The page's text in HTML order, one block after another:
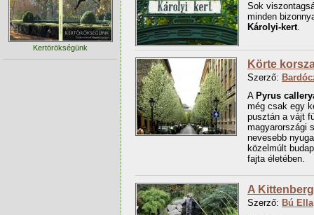
Kertörökségünk
Sok
minden
Károlyi-kert.
Körte
Szerző:
A Pyrus
még csak egy
pusztán a vájt
magyarországi
nevesebb
közelmúlt
fajta életében.
A
Szerző: Bú Ella